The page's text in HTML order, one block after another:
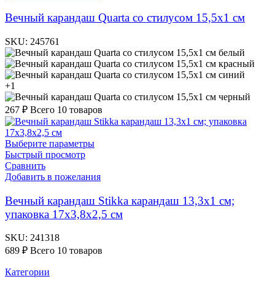
Вечный карандаш Quarta со стилусом 15,5х1 см
SKU: 245761
белый
красный
синий
+1
черный
267 ₽ Всего 10 товаров
Выберите параметры
Быстрый просмотр
Сравнить
Добавить в пожелания
Вечный карандаш Stikka карандаш 13,3х1 см;
упаковка 17х3,8х2,5 см
SKU: 241318
689 ₽ Всего 10 товаров
Категории